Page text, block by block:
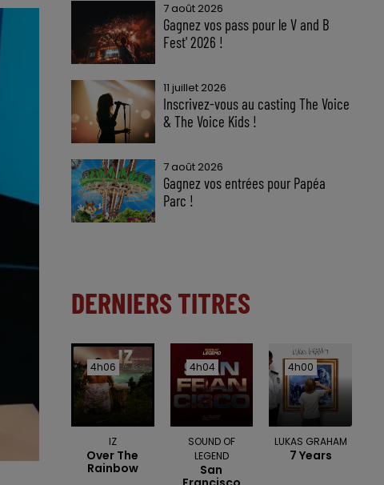
7 août 2026
Gagnez vos pass pour le V and B
Fest' 2026 !
11 juillet 2026
Inscrivez-vous au casting The Voice
& The Voice Kids !
7 août 2026
Gagnez vos entrées pour Papéa
Parc !
DERNIERS TITRES
4h06
4h06
IZ
Over The
Rainbow
4h04
4h04
SOUND OF
LEGEND
San
4h00
4h00
LUKAS GRAHAM
7 Years